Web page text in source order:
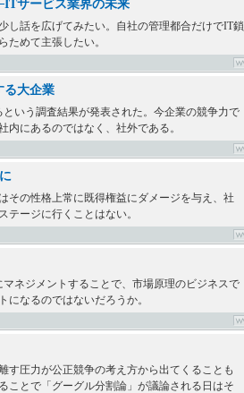
サービス業界の未来
し話を広げてみたい。自社の管理都合だけでIT鎖
ためて主張したい。
大企業
いう調査結果が発表された。今企業の競争力で
にあるのではなく、社外である。
その性格上常に既得権益にダメージを与え、社
ージに行くことはない。
ネジメントすることで、市場原理のビジネスで
なるのではないだろうか。
す圧力が公正競争の考え方から出てくることも
ことで「グーグル分割論」が議論される日はそ